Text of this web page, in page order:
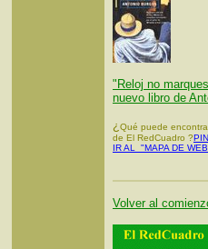
"Reloj no
nuevo libro de
¿ Qué puede
de El RedCuadro ?
IR AL "MAPA DE
Volver al